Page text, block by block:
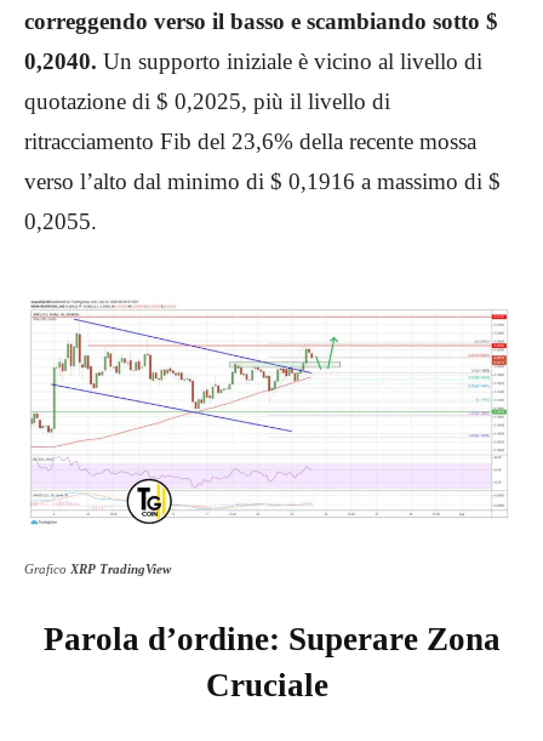
correggendo verso il basso e scambiando sotto $
0,2040. Un supporto iniziale è vicino al livello di
quotazione di $ 0,2025, più il livello di
ritracciamento Fib del 23,6% della recente mossa
verso l’alto dal minimo di $ 0,1916 a massimo di $
0,2055.
Grafico XRP TradingView
Parola d’ordine: Superare Zona
Cruciale